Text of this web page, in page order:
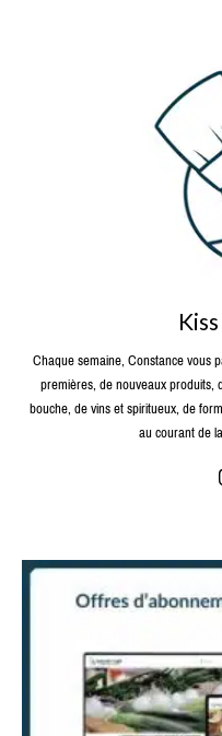
Chaque semaine, Constance vous
premières, de nouveaux
bouche, de vins et spiritueux, de
au courant de